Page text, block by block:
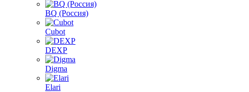
BQ (Россия)
Cubot
DEXP
Digma
Elari